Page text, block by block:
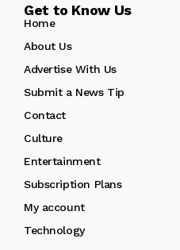
Get to Know Us
Home
About Us
Advertise With Us
Submit a News Tip
Contact
Culture
Entertainment
Subscription Plans
My account
Technology